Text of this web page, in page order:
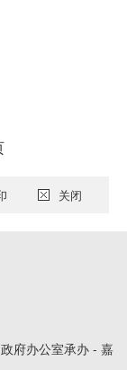
关闭
府办公室承办 - 嘉